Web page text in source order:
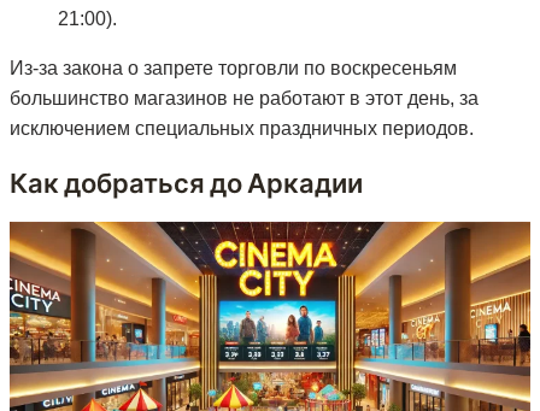
21:00).
Из-за закона о запрете торговли по воскресеньям
большинство магазинов не работают в этот день, за
исключением специальных праздничных периодов.
Как добраться до Аркадии